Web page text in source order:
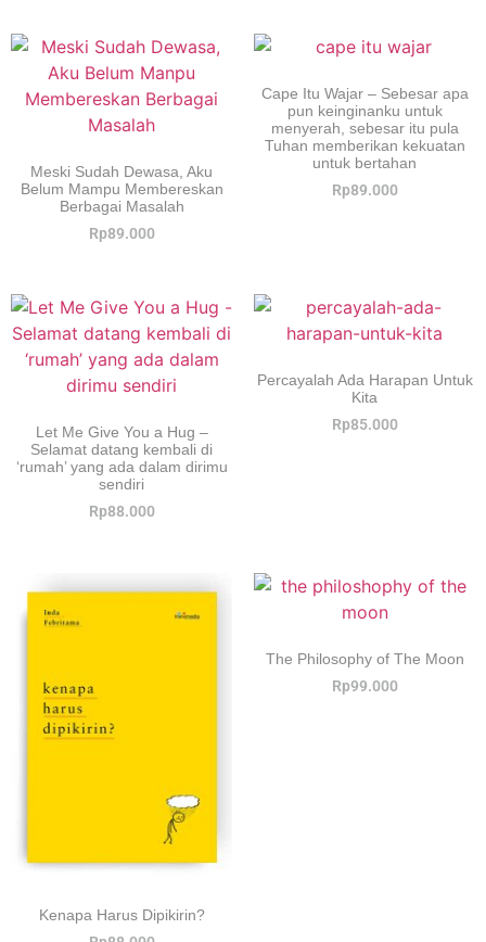
Meski Sudah Dewasa, Aku
Belum Mampu Membereskan
Berbagai Masalah
Rp89.000
Cape Itu Wajar – Sebesar apa
pun keinginanku untuk
menyerah, sebesar itu pula
Tuhan memberikan kekuatan
untuk bertahan
Rp89.000
Let Me Give You a Hug –
Selamat datang kembali di
‘rumah’ yang ada dalam dirimu
sendiri
Rp88.000
Percayalah Ada Harapan Untuk
Kita
Rp85.000
Kenapa Harus Dipikirin?
The Philosophy of The Moon
Rp99.000